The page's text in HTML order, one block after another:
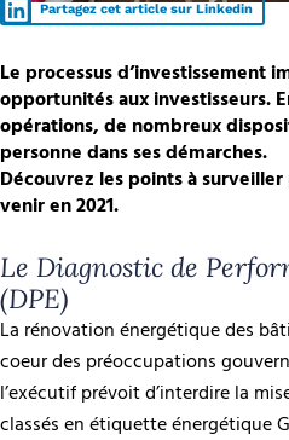
Partagez cet article sur Linkedin
Le processus d’investissement
opportunités aux investisseurs.
opérations, de nombreux
personne dans ses démarches.
Découvrez les points à
venir en 2021.
Le Diagnostic de
(DPE)
La rénovation énergétique des
coeur des préoccupations
l’exécutif prévoit d’interdire la
classés en étiquette énergétique